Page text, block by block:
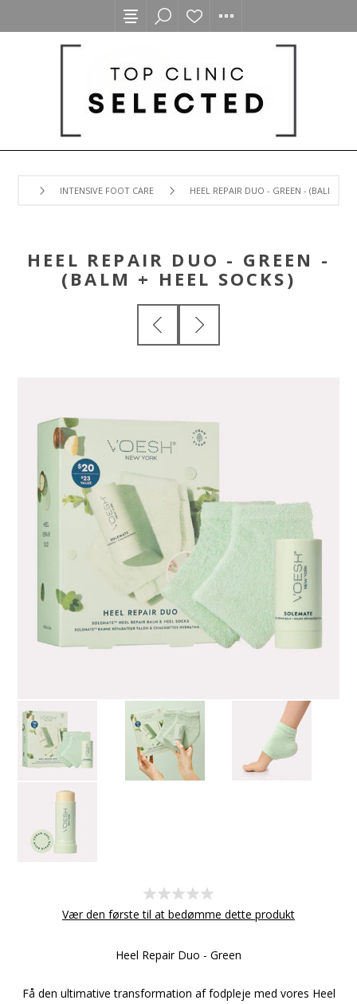
INTENSIVE FOOT CARE HEEL REPAIR DUO - GREEN - (BALM +
HEEL REPAIR DUO - GREEN -
(BALM + HEEL SOCKS)
Vær den første til at bedømme dette produkt
Heel Repair Duo - Green
Få den ultimative transformation af fodpleje med vores Heel